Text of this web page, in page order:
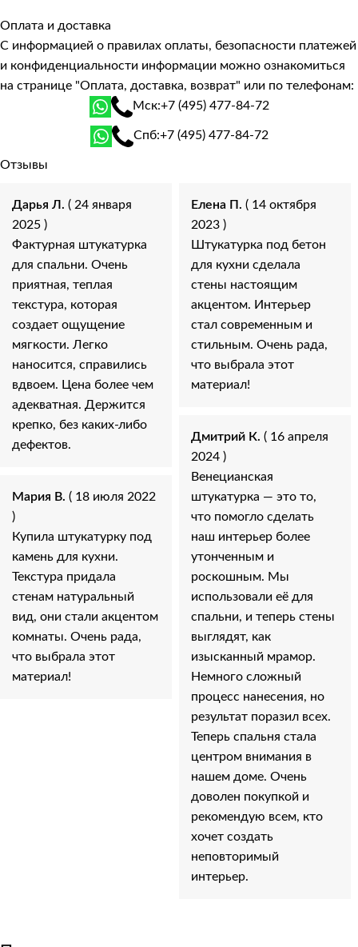
Оплата и доставка
С информацией о правилах оплаты, безопасности платежей
и конфиденциальности информации можно ознакомиться
на странице "Оплата, доставка, возврат" или по телефонам:
Мск:+7 (495) 477-84-72
Спб:+7 (495) 477-84-72
Отзывы
Дарья Л. ( 24 января
2025 )
Фактурная штукатурка
для спальни. Очень
приятная, теплая
текстура, которая
создает ощущение
мягкости. Легко
наносится, справились
вдвоем. Цена более чем
адекватная. Держится
крепко, без каких-либо
дефектов.
Мария В. ( 18 июля 2022
)
Купила штукатурку под
камень для кухни.
Текстура придала
стенам натуральный
вид, они стали акцентом
комнаты. Очень рада,
что выбрала этот
материал!
Елена П. ( 14 октября
2023 )
Штукатурка под бетон
для кухни сделала
стены настоящим
акцентом. Интерьер
стал современным и
стильным. Очень рада,
что выбрала этот
материал!
Дмитрий К. ( 16 апреля
2024 )
Венецианская
штукатурка — это то,
что помогло сделать
наш интерьер более
утонченным и
роскошным. Мы
использовали её для
спальни, и теперь стены
выглядят, как
изысканный мрамор.
Немного сложный
процесс нанесения, но
результат поразил всех.
Теперь спальня стала
центром внимания в
нашем доме. Очень
доволен покупкой и
рекомендую всем, кто
хочет создать
неповторимый
интерьер.